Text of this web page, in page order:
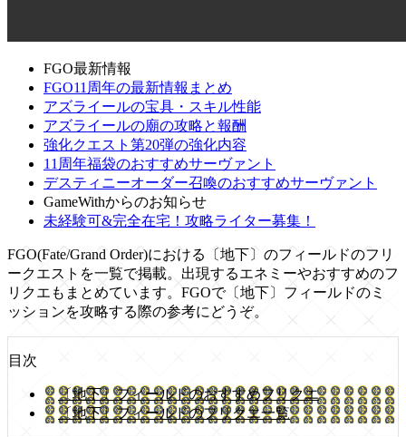
FGO最新情報
FGO11周年の最新情報まとめ
アズライールの宝具・スキル性能
アズライールの廟の攻略と報酬
強化クエスト第20弾の強化内容
11周年福袋のおすすめサーヴァント
デスティニーオーダー召喚のおすすめサーヴァント
GameWithからのお知らせ
未経験可&完全在宅！攻略ライター募集！
FGO(Fate/Grand Order)における〔地下〕のフィールドのフリ
ークエストを一覧で掲載。出現するエネミーやおすすめのフ
リクエもまとめています。FGOで〔地下〕フィールドのミ
ッションを攻略する際の参考にどうぞ。
目次
〔地下〕フィールドのおすすめフリクエ
〔地下〕フィールドのフリクエ一覧